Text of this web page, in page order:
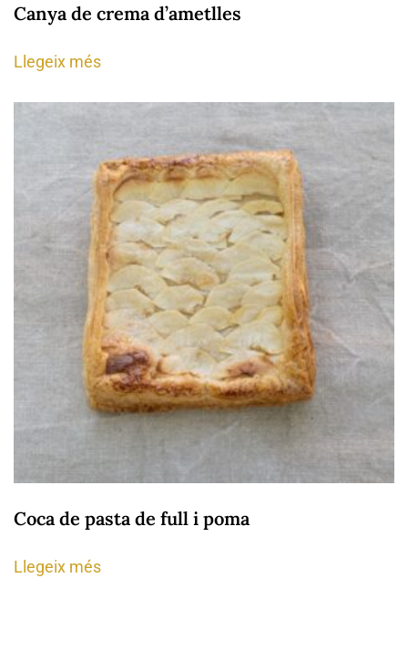
Canya de crema d’ametlles
Llegeix més
Coca de pasta de full i poma
Llegeix més